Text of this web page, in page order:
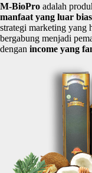
M-BioPro adalah
manfaat yang luar
strategi marketing yang
bergabung menjadi
dengan income yang